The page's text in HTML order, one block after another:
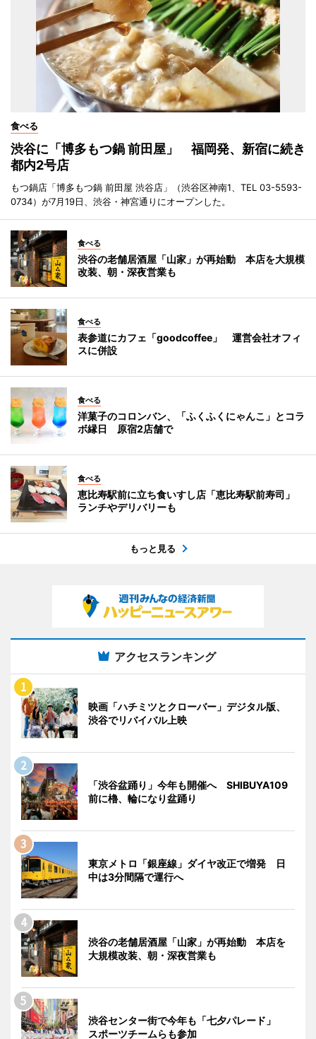
食べる
渋谷に「博多もつ鍋 前田屋」 福岡発、新宿に続き
都内2号店
もつ鍋店「博多もつ鍋 前田屋 渋谷店」（渋谷区神南1、TEL 03-5593-
0734）が7月19日、渋谷・神宮通りにオープンした。
食べる
渋谷の老舗居酒屋「山家」が再始動 本店を大規模
改装、朝・深夜営業も
食べる
表参道にカフェ「goodcoffee」 運営会社オフィ
スに併設
食べる
洋菓子のコロンバン、「ふくふくにゃんこ」とコラ
ボ縁日 原宿2店舗で
食べる
恵比寿駅前に立ち食いすし店「恵比寿駅前寿司」
ランチやデリバリーも
もっと見る
アクセスランキング
映画「ハチミツとクローバー」デジタル版、
渋谷でリバイバル上映
「渋谷盆踊り」今年も開催へ SHIBUYA109
前に櫓、輪になり盆踊り
東京メトロ「銀座線」ダイヤ改正で増発 日
中は3分間隔で運行へ
渋谷の老舗居酒屋「山家」が再始動 本店を
大規模改装、朝・深夜営業も
渋谷センター街で今年も「七夕パレード」
スポーツチームらも参加